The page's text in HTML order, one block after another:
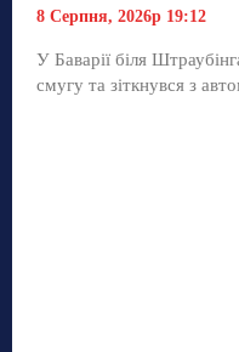
8 Серпня, 2026р 19:12
У Баварії біля
смугу та зіткнувся з